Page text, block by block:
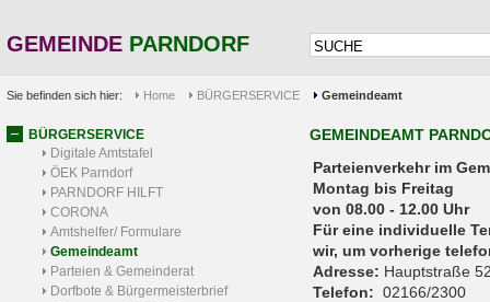
GEMEINDE PARNDORF
Sie befinden sich hier: Home BÜRGERSERVICE Gemeindeamt
BÜRGERSERVICE
Digitale Amtstafel
ÖEK Parndorf
PARNDORF HILFT
CORONA
Amtshelfer/ Formulare
Gemeindeamt
Parteien & Gemeinderat
Dorfbote & Bürgermeisterbrief
GEMEINDEAMT
Parteienverkehr
Montag bis Freitag
von 08.00 - 12.00 Uhr
Für eine individuelle
wir, um vorherige
Adresse: Hauptstraße
Telefon: 02166/2300